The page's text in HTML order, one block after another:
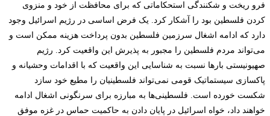
فرو ریخت و شکنندگی استحکاماتی که برای محافظت از خود و منزوی
کردن فلسطین بود را آشکار کرد. یک فرض اساسی در رژیم اسرائیل وجود
دارد که ادامه اشغال سرزمین فلسطین بدون پرداخت هزینه ممکن است و
می‌تواند مردم فلسطین را مجبور به پذیرش این واقعیت کرد. رژیم
صهیونیستی بارها نسبت به شناسایی این واقعیت که با اقدامات وحشیانه و
پاکسازی سیستماتیک قومی نمی­‌تواند فلسطینیان را مطیع خود سازد
شکست خورده است. فلسطینی­‌ها به مبارزه برای سرنگونی اشغال ادامه
خواهند داد، خواه اسرائیل در پایان دادن به حاکمیت حماس در غزه موفق